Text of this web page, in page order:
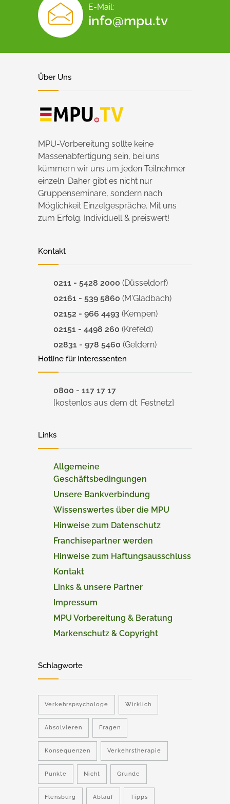
E-Mail:
info@mpu.tv
Über Uns
MPU-Vorbereitung sollte keine
Massenabfertigung sein, bei uns
kümmern wir uns um jeden Teilnehmer
einzeln. Daher gibt es nicht nur
Gruppenseminare, sondern nach
Möglichkeit Einzelgespräche. Mit uns
zum Erfolg. Individuell & preiswert!
Kontakt
0211 - 5428 2000 (Düsseldorf)
02161 - 539 5860 (M'Gladbach)
02152 - 966 4493 (Kempen)
02151 - 4498 260 (Krefeld)
02831 - 978 5460 (Geldern)
Hotline für Interessenten
0800 - 117 17 17
[kostenlos aus dem dt. Festnetz]
Links
Allgemeine
Geschäftsbedingungen
Unsere Bankverbindung
Wissenswertes über die MPU
Hinweise zum Datenschutz
Franchisepartner werden
Hinweise zum Haftungsausschluss
Kontakt
Links & unsere Partner
Impressum
MPU Vorbereitung & Beratung
Markenschutz & Copyright
Schlagworte
Verkehrspsychologe Wirklich
Absolvieren Fragen
Konsequenzen Verkehrstherapie
Punkte Nicht Grunde
Flensburg Ablauf Tipps